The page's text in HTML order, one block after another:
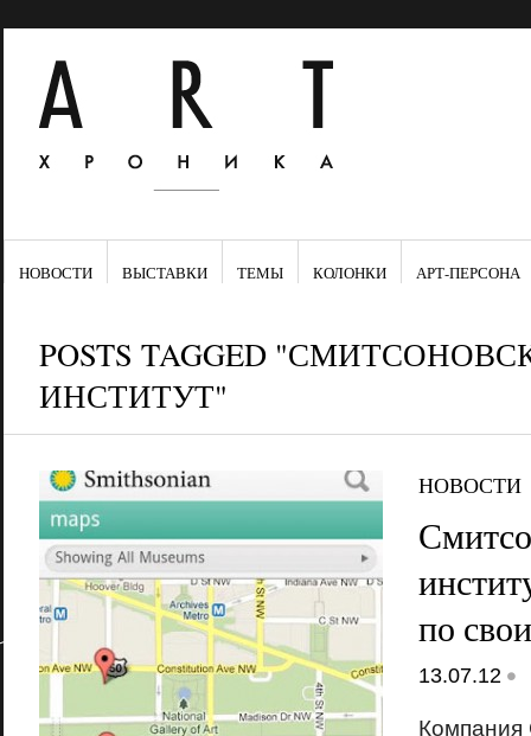
НОВОСТИ ВЫСТАВКИ ТЕМЫ КОЛОНКИ АРТ-ПЕРСОНА
POSTS TAGGED
ИНСТИТУТ"
НОВОСТИ
по
13.07.12 •
Компания